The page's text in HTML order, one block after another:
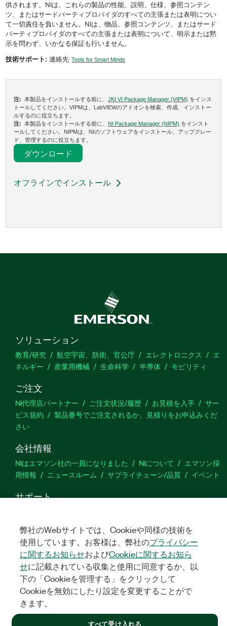
供されます。NIは、これらの製品の性能、説明、仕様、参照コンテン
ツ、またはサードパーティプロバイダのすべての主張または表明につい
て一切責任を負いません。NIは、物品、参照コンテンツ、またはサード
パーティプロバイダのすべての主張または表明について、明示または黙
示を問わず、いかなる保証も行いません。
技術サポート: 連絡先 Tools for Smart Minds
注:本製品をインストールする前に、JKI VI Package Manager (VIPM) をインス
トールしてください。VIPMは、LabVIEWのアドオンを検索、作成、インストー
ルするのに役立ちます。
注:本製品をインストールする前に、 NI Package Manager (NIPM) をインスト
ールしてください。NIPMは、NIのソフトウェアをインストール、アップグレー
ド、管理するのに役立ちます。
ダウンロード
オフラインでインストール
ソリューション
教育/研究 航空宇宙、防衛、官公庁 エレクトロニクス
エ
ネルギー
産業用機械 生命科学 半導体 モビリティ
ご注文
NI代理店パートナー ご注文状況/履歴 お見積を入手
サー
ビス規約
製品番号でご注文されるか、見積りをお申込みくだ
さい
会社情報
NIはエマソン社の一員になりました NIについて
エマソン採
用情報
ニュースルーム サプライチェーン/品質 イベント
サポート
するご意見
TwitterYouTube
©NATIONAL INSTRUMENTS CORP. ALL RIGHTS RESERVED.
弊社のWebサイトでは、Cookieや同様の技術を
使用しています。お客様は、弊社のプライバシー
に関するお知らせおよびCookieに関するお知ら
せに記載されている収集と使用に同意するか、以
下の「Cookieを管理する」をクリックして
Cookieを無効にしたり設定を変更することがで
きます。
すべて受け入れる